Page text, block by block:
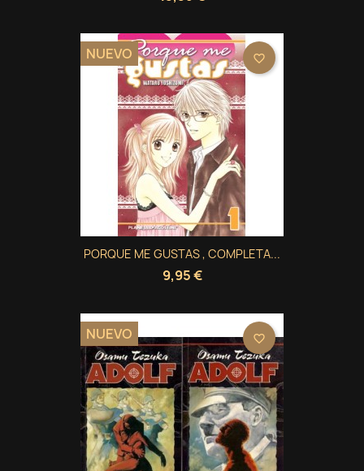
PORQUE ME GUSTAS , COMPLETA...
9,95 €
NUEVO favorite_border
NUEVO favorite_border